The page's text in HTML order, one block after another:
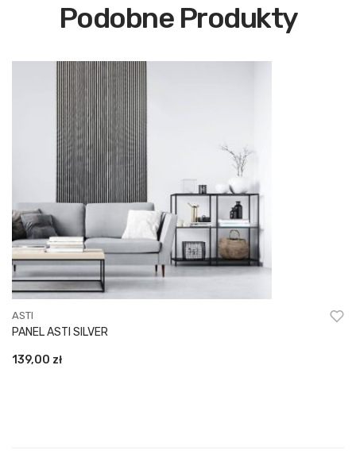
Podobne Produkty
ASTI
PANEL ASTI SILVER
139,00 zł